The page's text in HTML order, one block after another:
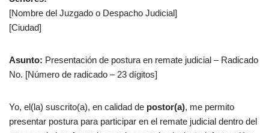
[Nombre del Juzgado o Despacho Judicial]
[Ciudad]
Asunto: Presentación de postura en remate judicial – Radicado
No. [Número de radicado – 23 dígitos]
Yo, el(la) suscrito(a), en calidad de postor(a), me permito
presentar postura para participar en el remate judicial dentro del